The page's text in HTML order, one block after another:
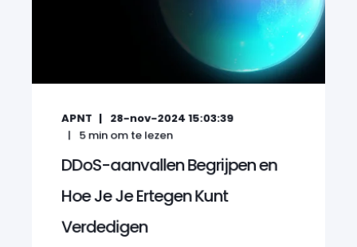
APNT 28-nov-2024 15:03:39
5min om te lezen
DDoS-aanvallen Begrijpen en
Hoe Je Je Ertegen Kunt
Verdedigen